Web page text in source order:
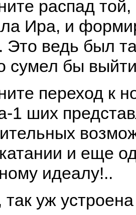
распад
Ира, и
Это ведь был
сумел бы
переход к
1 ших
и еще
идеалу!..
уж